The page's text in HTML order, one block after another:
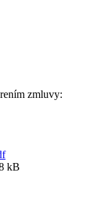
zmluvy:
kB